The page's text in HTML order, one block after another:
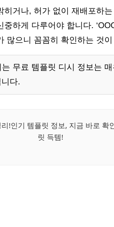
거나, 허가 없이 재배포하
하게 다루어야 합니다.
많으니 꼼꼼히 확인하는 것
무료 템플릿 디시 정보는
다.
!인기 템플릿 정보, 지금 바로 확
릿 득템!